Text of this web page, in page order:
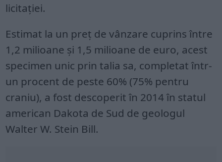
licitaţiei.
Estimat la un preţ de vânzare cuprins între
1,2 milioane şi 1,5 milioane de euro, acest
specimen unic prin talia sa, completat într-
un procent de peste 60% (75% pentru
craniu), a fost descoperit în 2014 în statul
american Dakota de Sud de geologul
Walter W. Stein Bill.